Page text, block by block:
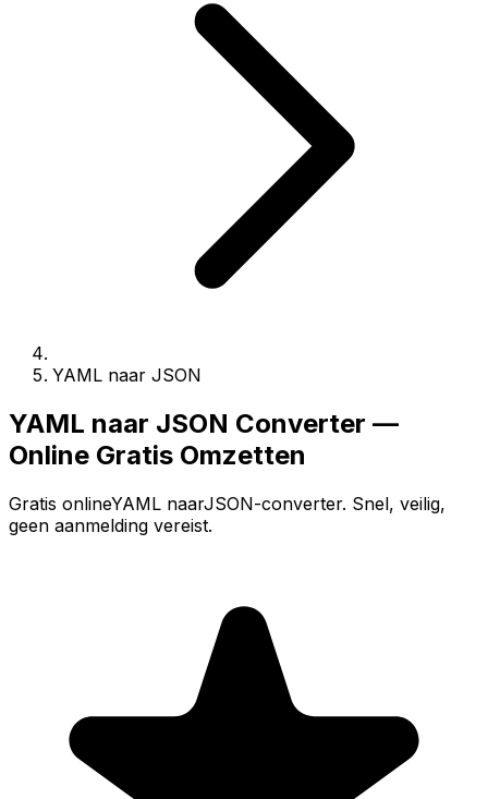
YAML naar JSON
YAML naar JSON Converter —
Online Gratis Omzetten
Gratis onlineYAML naarJSON-converter. Snel, veilig,
geen aanmelding vereist.